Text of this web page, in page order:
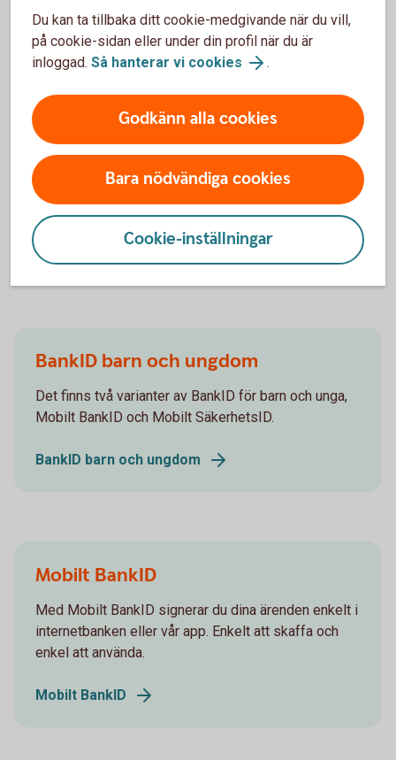
Spärra gammalt Mobilt BankID
behöver du spärra det så fort du kan.
Om du byter enhet och har Mobilt BankID på din
gamla som du inte längre använder ska du också
Spärrhjälp
BankID barn och ungdom
Det finns två varianter av BankID för barn och unga,
Mobilt BankID och Mobilt SäkerhetsID.
BankID barn och ungdom
Mobilt BankID
Med Mobilt BankID signerar du dina ärenden enkelt i
internetbanken eller vår app. Enkelt att skaffa och
enkel att använda.
Mobilt BankID
Du kan ta tillbaka ditt cookie-medgivande när du vill,
på cookie-sidan eller under din profil när du är
inloggad. Så hanterar vi cookies .
Godkänn alla cookies
Bara nödvändiga cookies
Cookie-inställningar